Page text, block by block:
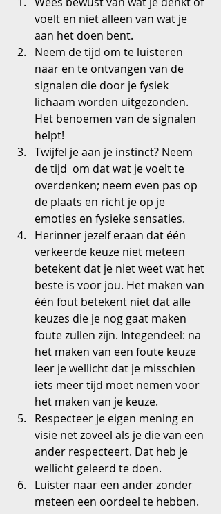
voelt en niet alleen van wat je
aan het doen bent.
Neem de tijd om te luisteren
naar en te ontvangen van de
signalen die door je fysiek
lichaam worden uitgezonden.
Het benoemen van de signalen
helpt!
Twijfel je aan je instinct? Neem
de tijd  om dat wat je voelt te
overdenken; neem even pas op
de plaats en richt je op je
emoties en fysieke sensaties.
Herinner jezelf eraan dat één
verkeerde keuze niet meteen
betekent dat je niet weet wat het
beste is voor jou. Het maken van
één fout betekent niet dat alle
keuzes die je nog gaat maken
foute zullen zijn. Integendeel: na
het maken van een foute keuze
leer je wellicht dat je misschien
iets meer tijd moet nemen voor
het maken van je keuze.
Respecteer je eigen mening en
visie net zoveel als je die van een
ander respecteert. Dat heb je
wellicht geleerd te doen.
Luister naar een ander zonder
meteen een oordeel te hebben.